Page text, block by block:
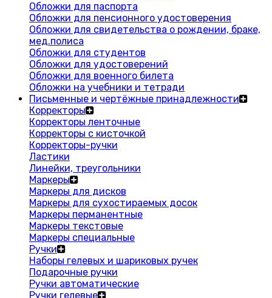
Обложки для паспорта
Обложки для пенсионного удостоверения
Обложки для свидетельства о рождении, браке,
мед.полиса
Обложки для студентов
Обложки для удостоверений
Обложки для военного билета
Обложки на учебники и тетради
Письменные и чертёжные принадлежности
Корректоры
Корректоры ленточные
Корректоры с кисточкой
Корректоры-ручки
Ластики
Линейки, треугольники
Маркеры
Маркеры для дисков
Маркеры для сухостираемых досок
Маркеры перманентные
Маркеры текстовые
Маркеры специальные
Ручки
Наборы гелевых и шариковых ручек
Подарочные ручки
Ручки автоматические
Ручки гелевые